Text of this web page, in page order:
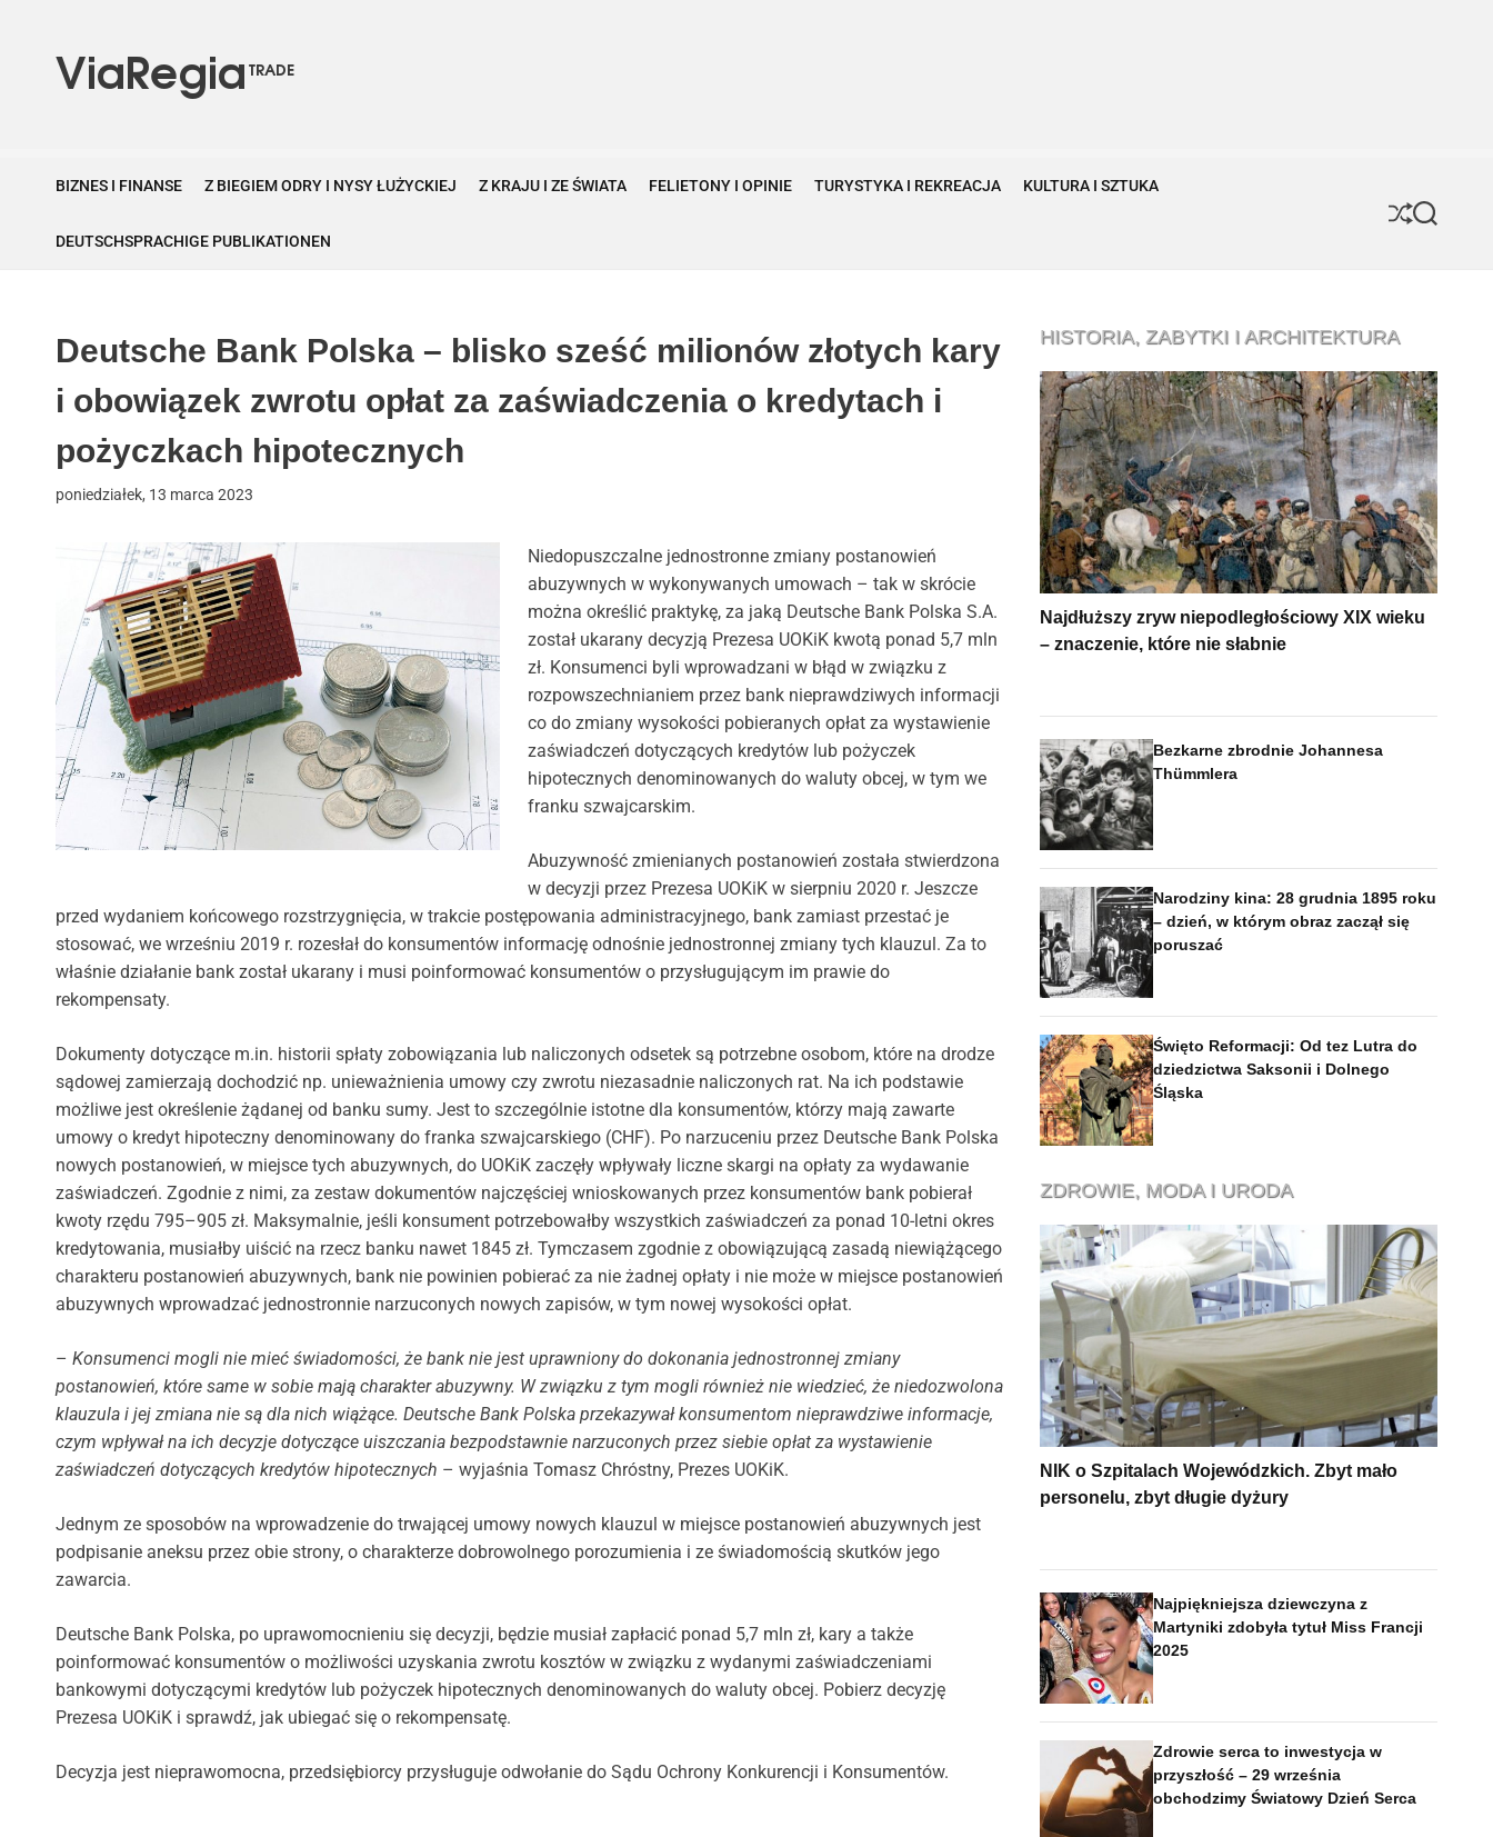
R
g
T
r
a
d
e
BIZNES I FINANSE Z BIEGIEM ODRY I NYSY ŁUŻYCKIEJ Z KRAJU I ZE ŚWIATA FELIETONY I OPINIE TURYSTYKA I REKREACJA KULTURA I SZTUKA
DEUTSCHSPRACHIGE PUBLIKATIONEN
S
e
S
Deutsche Bank Polska – blisko sześć milionów złotych kary
i obowiązek zwrotu opłat za zaświadczenia o kredytach i
pożyczkach hipotecznych
poniedziałek, 13 marca 2023
Niedopuszczalne jednostronne zmiany postanowień
abuzywnych w wykonywanych umowach – tak w skrócie
można określić praktykę, za jaką Deutsche Bank Polska S.A.
został ukarany decyzją Prezesa UOKiK kwotą ponad 5,7 mln
zł. Konsumenci byli wprowadzani w błąd w związku z
rozpowszechnianiem przez bank nieprawdziwych informacji
co do zmiany wysokości pobieranych opłat za wystawienie
zaświadczeń dotyczących kredytów lub pożyczek
hipotecznych denominowanych do waluty obcej, w tym we
franku szwajcarskim.
Abuzywność zmienianych postanowień została stwierdzona
w decyzji przez Prezesa UOKiK w sierpniu 2020 r. Jeszcze
przed wydaniem końcowego rozstrzygnięcia, w trakcie postępowania administracyjnego, bank zamiast przestać je
stosować, we wrześniu 2019 r. rozesłał do konsumentów informację odnośnie jednostronnej zmiany tych klauzul. Za to
właśnie działanie bank został ukarany i musi poinformować konsumentów o przysługującym im prawie do
rekompensaty.
Dokumenty dotyczące m.in. historii spłaty zobowiązania lub naliczonych odsetek są potrzebne osobom, które na drodze
sądowej zamierzają dochodzić np. unieważnienia umowy czy zwrotu niezasadnie naliczonych rat. Na ich podstawie
możliwe jest określenie żądanej od banku sumy. Jest to szczególnie istotne dla konsumentów, którzy mają zawarte
umowy o kredyt hipoteczny denominowany do franka szwajcarskiego (CHF). Po narzuceniu przez Deutsche Bank Polska
nowych postanowień, w miejsce tych abuzywnych, do UOKiK zaczęły wpływały liczne skargi na opłaty za wydawanie
zaświadczeń. Zgodnie z nimi, za zestaw dokumentów najczęściej wnioskowanych przez konsumentów bank pobierał
kwoty rzędu 795–905 zł. Maksymalnie, jeśli konsument potrzebowałby wszystkich zaświadczeń za ponad 10-letni okres
kredytowania, musiałby uiścić na rzecz banku nawet 1845 zł. Tymczasem zgodnie z obowiązującą zasadą niewiążącego
charakteru postanowień abuzywnych, bank nie powinien pobierać za nie żadnej opłaty i nie może w miejsce postanowień
abuzywnych wprowadzać jednostronnie narzuconych nowych zapisów, w tym nowej wysokości opłat.
– Konsumenci mogli nie mieć świadomości, że bank nie jest uprawniony do dokonania jednostronnej zmiany
postanowień, które same w sobie mają charakter abuzywny. W związku z tym mogli również nie wiedzieć, że niedozwolona
klauzula i jej zmiana nie są dla nich wiążące. Deutsche Bank Polska przekazywał konsumentom nieprawdziwe informacje,
czym wpływał na ich decyzje dotyczące uiszczania bezpodstawnie narzuconych przez siebie opłat za wystawienie
zaświadczeń dotyczących kredytów hipotecznych – wyjaśnia Tomasz Chróstny, Prezes UOKiK.
Jednym ze sposobów na wprowadzenie do trwającej umowy nowych klauzul w miejsce postanowień abuzywnych jest
podpisanie aneksu przez obie strony, o charakterze dobrowolnego porozumienia i ze świadomością skutków jego
zawarcia.
Deutsche Bank Polska, po uprawomocnieniu się decyzji, będzie musiał zapłacić ponad 5,7 mln zł, kary a także
poinformować konsumentów o możliwości uzyskania zwrotu kosztów w związku z wydanymi zaświadczeniami
bankowymi dotyczącymi kredytów lub pożyczek hipotecznych denominowanych do waluty obcej. Pobierz decyzję
Prezesa UOKiK i sprawdź, jak ubiegać się o rekompensatę.
Decyzja jest nieprawomocna, przedsiębiorcy przysługuje odwołanie do Sądu Ochrony Konkurencji i Konsumentów.
HISTORIA, ZABYTKI I ARCHITEKTURA
Najdłuższy zryw niepodległościowy XIX wieku
– znaczenie, które nie słabnie
Bezkarne zbrodnie Johannesa
Thümmlera
Narodziny kina: 28 grudnia 1895 roku
– dzień, w którym obraz zaczął się
poruszać
Święto Reformacji: Od tez Lutra do
dziedzictwa Saksonii i Dolnego
Śląska
ZDROWIE, MODA I URODA
NIK o Szpitalach Wojewódzkich. Zbyt mało
personelu, zbyt długie dyżury
Najpiękniejsza dziewczyna z
Martyniki zdobyła tytuł Miss Francji
2025
Zdrowie serca to inwestycja w
przyszłość – 29 września
obchodzimy Światowy Dzień Serca